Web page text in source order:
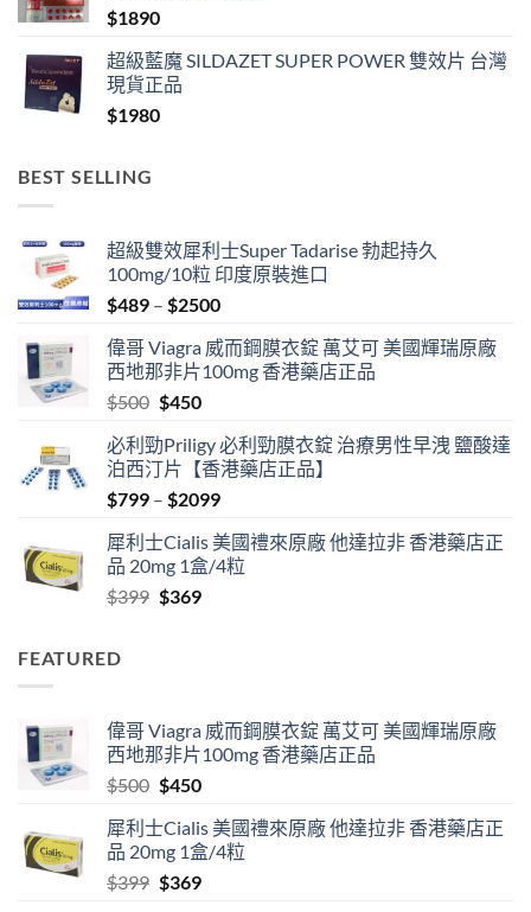
$1890
超級藍魔 SILDAZET SUPER POWER 雙效片 台灣
現貨正品
$1980
BEST SELLING
超級雙效犀利士Super Tadarise 勃起持久
100mg/10粒 印度原裝進口
$489 – $2500Price
$489
through
偉哥 Viagra 威而鋼膜衣錠 萬艾可 美國輝瑞原廠
西地那非片100mg 香港藥店正品
$500 Original
was:
$500.
$450Current
is:
$450.
必利勁Priligy 必利勁膜衣錠 治療男性早洩 鹽酸達
泊西汀片【香港藥店正品】
$799 – $2099Price
$799
through
犀利士Cialis 美國禮來原廠 他達拉非 香港藥店正
品 20mg 1盒/4粒
$399 Original
$369Current
FEATURED
偉哥 Viagra 威而鋼膜衣錠 萬艾可 美國輝瑞原廠
西地那非片100mg 香港藥店正品
$500 Original
was:
$500.
$450Current
is:
$450.
犀利士Cialis 美國禮來原廠 他達拉非 香港藥店正
品 20mg 1盒/4粒
$399 Original
$369Current